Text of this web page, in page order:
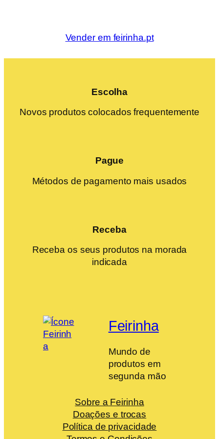
Vender em feirinha.pt
Escolha
Novos produtos colocados frequentemente
Pague
Métodos de pagamento mais usados
Receba
Receba os seus produtos na morada
indicada
Feirinha
Mundo de
produtos em
segunda mão
Sobre a Feirinha
Doações e trocas
Política de privacidade